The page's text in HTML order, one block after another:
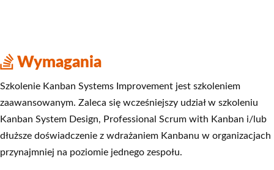
Wymagania
Szkolenie Kanban Systems Improvement jest szkoleniem
zaawansowanym. Zaleca się wcześniejszy udział w szkoleniu
Kanban System Design, Professional Scrum with Kanban i/lub
dłuższe doświadczenie z wdrażaniem Kanbanu w organizacjach
przynajmniej na poziomie jednego zespołu.